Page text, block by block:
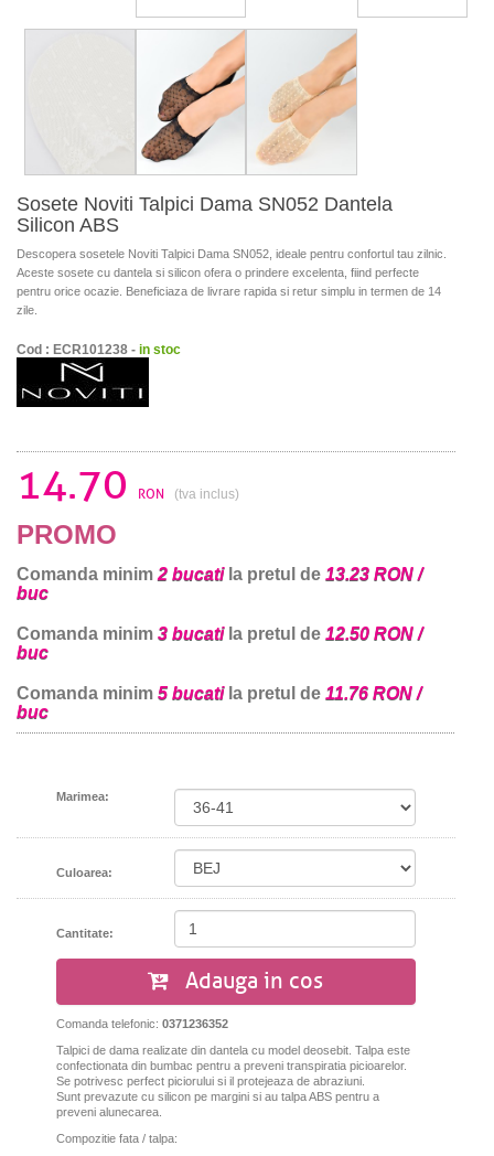
Sosete Noviti Talpici Dama SN052 Dantela
Silicon ABS
Descopera sosetele Noviti Talpici Dama SN052, ideale pentru confortul tau zilnic.
Aceste sosete cu dantela si silicon ofera o prindere excelenta, fiind perfecte
pentru orice ocazie. Beneficiaza de livrare rapida si retur simplu in termen de 14
zile.
Cod : ECR101238 - in stoc
14.70 RON (tva inclus)
PROMO
Comanda minim 2 bucatila pretul de 13.23 RON /
buc
Comanda minim 3 bucatila pretul de 12.50 RON /
buc
Comanda minim 5 bucatila pretul de 11.76 RON /
buc
Marimea:
Culoarea:
Cantitate:
Adauga in cos
Comanda telefonic: 0371236352
Talpici de dama realizate din dantela cu model deosebit. Talpa este
confectionata din bumbac pentru a preveni transpiratia picioarelor.
Se potrivesc perfect piciorului si il protejeaza de abraziuni.
Sunt prevazute cu silicon pe margini si au talpa ABS pentru a
preveni alunecarea.
Compozitie fata / talpa: